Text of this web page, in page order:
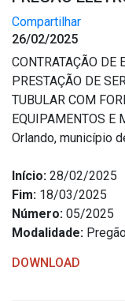
Compartilhar
26/02/2025
CONTRATAÇÃO DE
PRESTAÇÃO DE
TUBULAR COM
EQUIPAMENTOS E
Orlando, município
Início: 28/02/2025
Fim: 18/03/2025
Número: 05/2025
Modalidade:
DOWNLOAD